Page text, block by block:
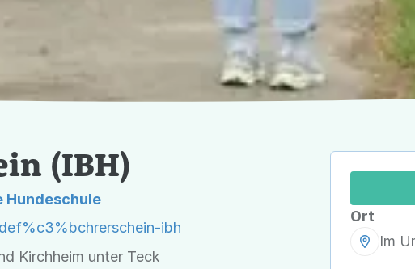
Ort
(IBH)
Hundeschule
ibh
Kirchheim unter Teck